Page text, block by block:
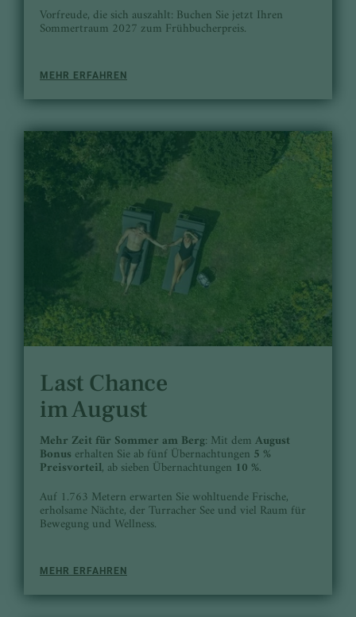
Vorfreude, die sich auszahlt: Buchen Sie jetzt Ihren
Sommertraum 2027 zum Frühbucherpreis.
MEHR ERFAHREN
Last Chance
im August
Mehr Zeit für Sommer am Berg: Mit demAugust
Bonus erhalten Sie ab fünf Übernachtungen 5 %
Preisvorteil, ab sieben Übernachtungen 10 %.
Auf 1.763 Metern erwarten Sie wohltuende Frische,
erholsame Nächte, der Turracher See und viel Raum für
Bewegung und Wellness.
MEHR ERFAHREN